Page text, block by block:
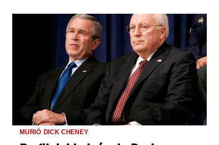
MURIÓ DICK CHENEY